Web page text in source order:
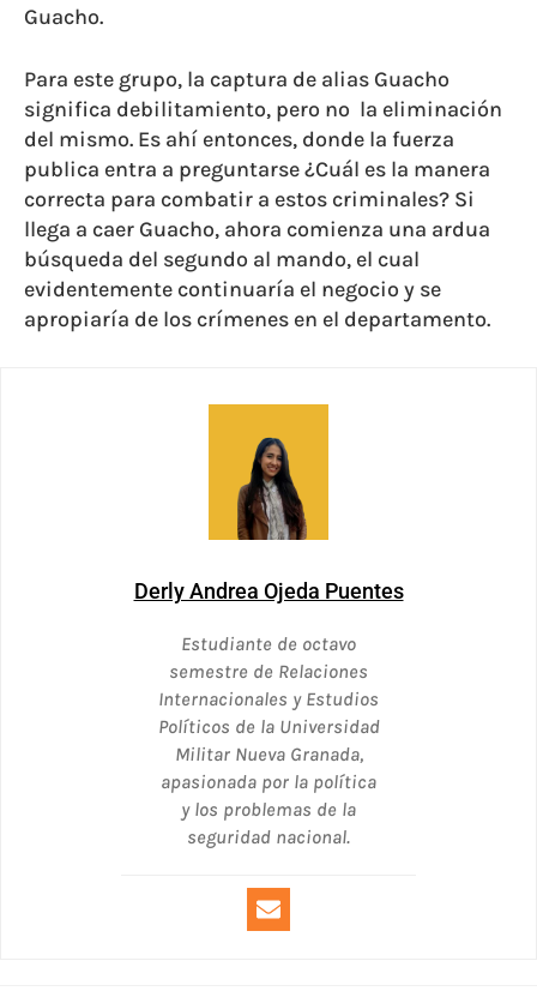
Guacho.
Para este grupo, la captura de alias Guacho
significa debilitamiento, pero no la eliminación
del mismo. Es ahí entonces, donde la fuerza
publica entra a preguntarse ¿Cuál es la manera
correcta para combatir a estos criminales? Si
llega a caer Guacho, ahora comienza una ardua
búsqueda del segundo al mando, el cual
evidentemente continuaría el negocio y se
apropiaría de los crímenes en el departamento.
Derly Andrea Ojeda Puentes
Estudiante de octavo
semestre de Relaciones
Internacionales y Estudios
Políticos de la Universidad
Militar Nueva Granada,
apasionada por la política
y los problemas de la
seguridad nacional.